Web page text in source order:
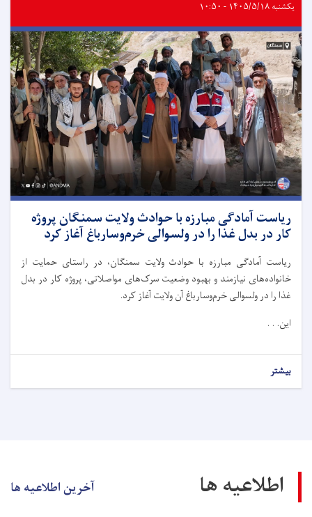
یکشنبه ۱۴۰۵/۵/۱۸ - ۱۰:۵۰
ریاست آمادگی مبارزه با حوادث ولایت سمنگان پروژه
کار در بدل غذا را در ولسوالی خرم‌وسارباغ آغاز کرد
ریاست آمادگی مبارزه با حوادث ولایت سمنگان، در راستای حمایت از
خانواده‌های نیازمند و بهبود وضعیت سرک‌های مواصلاتی، پروژه کار در بدل
غذا را در ولسوالی خرم‌وسارباغ آن ولایت آغاز کرد.
این. . .
بیشتر
اطلاعیه ها آخرین اطلاعیه ها